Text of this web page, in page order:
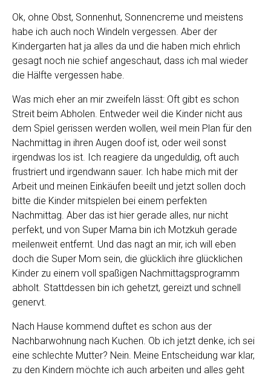
Ok, ohne Obst, Sonnenhut, Sonnencreme und meistens
habe ich auch noch Windeln vergessen. Aber der
Kindergarten hat ja alles da und die haben mich ehrlich
gesagt noch nie schief angeschaut, dass ich mal wieder
die Hälfte vergessen habe.
Was mich eher an mir zweifeln lässt: Oft gibt es schon
Streit beim Abholen. Entweder weil die Kinder nicht aus
dem Spiel gerissen werden wollen, weil mein Plan für den
Nachmittag in ihren Augen doof ist, oder weil sonst
irgendwas los ist. Ich reagiere da ungeduldig, oft auch
frustriert und irgendwann sauer. Ich habe mich mit der
Arbeit und meinen Einkäufen beeilt und jetzt sollen doch
bitte die Kinder mitspielen bei einem perfekten
Nachmittag. Aber das ist hier gerade alles, nur nicht
perfekt, und von Super Mama bin ich Motzkuh gerade
meilenweit entfernt. Und das nagt an mir, ich will eben
doch die Super Mom sein, die glücklich ihre glücklichen
Kinder zu einem voll spaßigen Nachmittagsprogramm
abholt. Stattdessen bin ich gehetzt, gereizt und schnell
genervt.
Nach Hause kommend duftet es schon aus der
Nachbarwohnung nach Kuchen. Ob ich jetzt denke, ich sei
eine schlechte Mutter? Nein. Meine Entscheidung war klar,
zu den Kindern möchte ich auch arbeiten und alles geht